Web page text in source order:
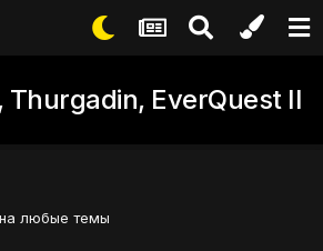
Thurgadin, EverQuest II
любые темы